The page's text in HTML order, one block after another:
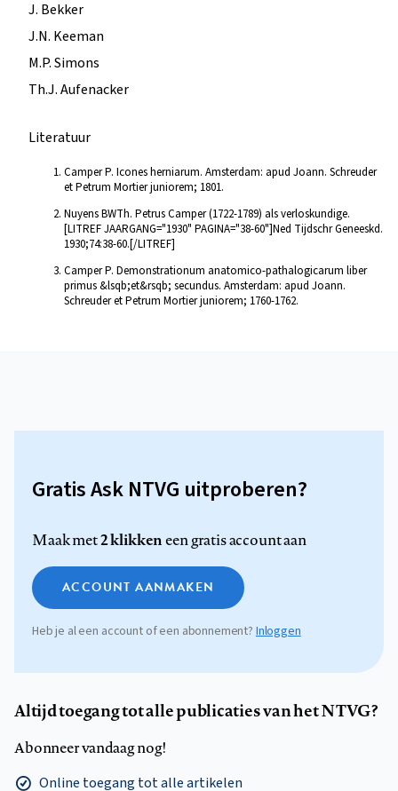
J. Bekker
J.N. Keeman
M.P. Simons
Th.J. Aufenacker
Literatuur
Camper P. Icones herniarum. Amsterdam: apud Joann. Schreuder
et Petrum Mortier juniorem; 1801.
Nuyens BWTh. Petrus Camper (1722-1789) als verloskundige.
[LITREF JAARGANG="1930" PAGINA="38-60"]Ned Tijdschr Geneeskd.
1930;74:38-60.[/LITREF]
Camper P. Demonstrationum anatomico-pathalogicarum liber
primus &lsqb;et&rsqb; secundus. Amsterdam: apud Joann.
Schreuder et Petrum Mortier juniorem; 1760-1762.
Gratis Ask NTVG uitproberen?
Maak met2 klikkeneen gratis account aan
ACCOUNT AANMAKEN
Heb je al een account of een abonnement? Inloggen
Altijd toegang tot alle publicaties van het NTVG?
Abonneer vandaag nog!
Online toegang tot alle artikelen